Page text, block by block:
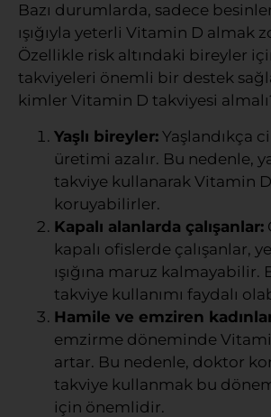
Bazı durumlarda, sadece
ışığıyla yeterli Vitamin D almak
Özellikle risk altındaki bireyler
takviyeleri önemli bir destek
kimler Vitamin D takviyesi
Yaşlı bireyler: Yaşlandıkça
üretimi azalır. Bu nedenle,
takviye kullanarak Vitamin
koruyabilirler.
Kapalı alanlarda çalışanlar:
kapalı ofislerde çalışanlar,
ışığına maruz kalmayabilir.
takviye kullanımı faydalı
Hamile ve emziren
emzirme döneminde
artar. Bu nedenle, doktor
takviye kullanmak bu
için önemlidir.